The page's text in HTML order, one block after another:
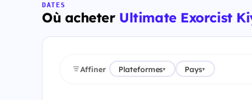
DATES
Où acheter Ultimate Exorcist
Affiner Plateformes▾ Pays▾